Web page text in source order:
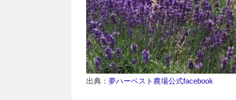
出典： 夢ハーベスト農場公式facebook